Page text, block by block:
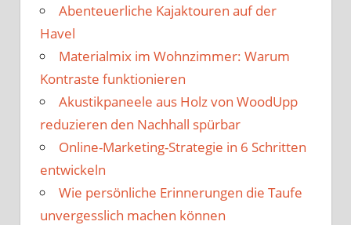
Abenteuerliche Kajaktouren auf der
Havel
Materialmix im Wohnzimmer: Warum
Kontraste funktionieren
Akustikpaneele aus Holz von WoodUpp
reduzieren den Nachhall spürbar
Online-Marketing-Strategie in 6 Schritten
entwickeln
Wie persönliche Erinnerungen die Taufe
unvergesslich machen können